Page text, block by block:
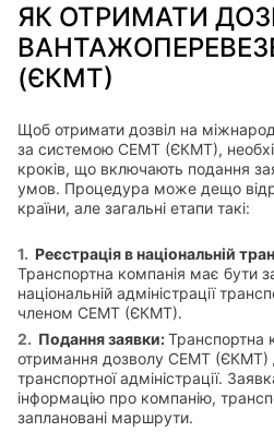
ЯК ОТРИМАТИ
(ЄКМТ)
Щоб отримати дозвіл на
за системою СЕМТ (ЄКМТ),
кроків, що включають подання
умов. Процедура може дещо
країни, але загальні етапи такі:
Реєстрація в національній
Транспортна компанія має бути
національній адміністрації
членом СЕМТ (ЄКМТ).
Подання заявки:Транспортна
отримання дозволу СЕМТ (ЄКМТ)
транспортної адміністрації.
інформацію про компанію,
заплановані маршрути.